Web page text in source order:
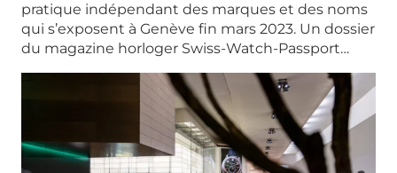
pratique indépendant des marques et des noms
qui s’exposent à Genève fin mars 2023. Un dossier
du magazine horloger Swiss-Watch-Passport…